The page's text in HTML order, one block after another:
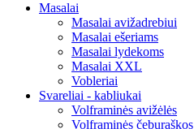
Masalai
Masalai avižadrebiui
Masalai ešeriams
Masalai lydekoms
Masalai XXL
Vobleriai
Svareliai - kabliukai
Volframinės avižėlės
Volframinės čeburaškos